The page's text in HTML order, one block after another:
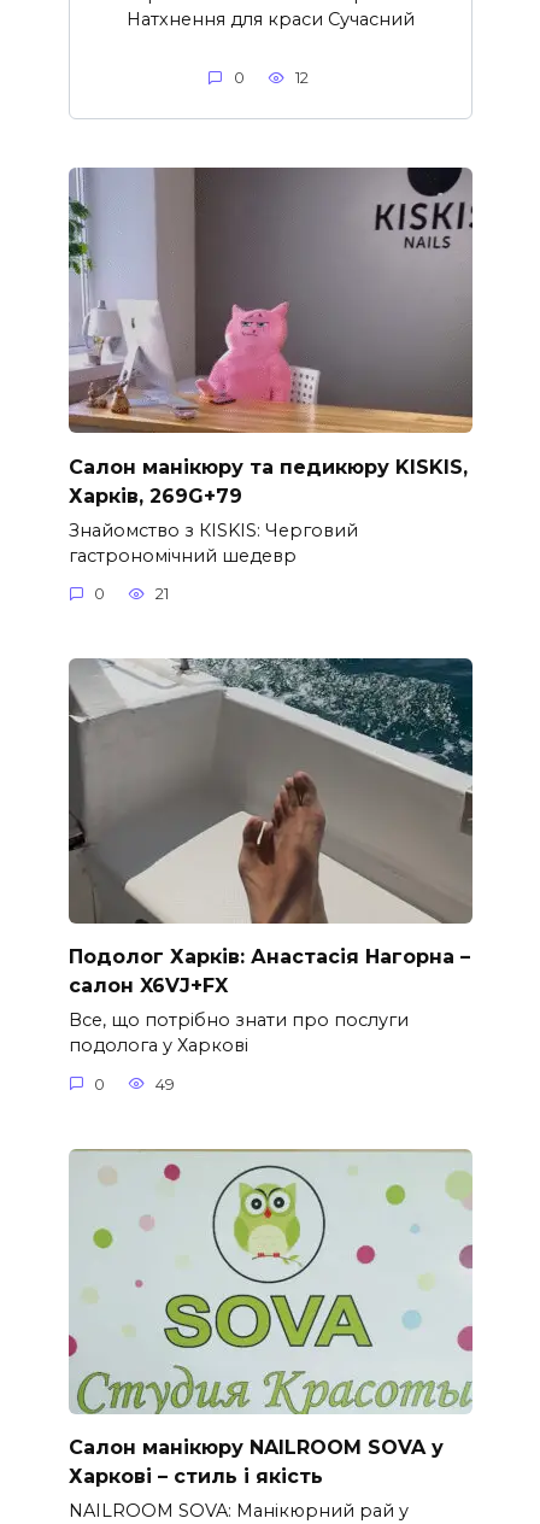
Натхнення для краси Сучасний
0 12
Салон манікюру та педикюру KISKIS,
Харків, 269G+79
Знайомство з КISKIS: Черговий
гастрономічний шедевр
0 21
Подолог Харків: Анастасія Нагорна –
салон X6VJ+FX
Все, що потрібно знати про послуги
подолога у Харкові
0 49
Салон манікюру NAILROOM SOVA у
Харкові – стиль і якість
NAILROOM SOVA: Манікюрний рай у